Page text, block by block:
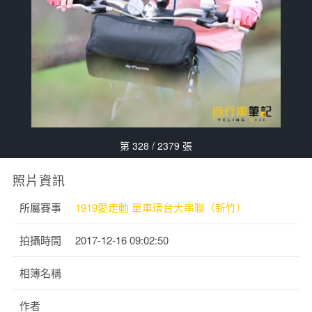
第 328 / 2379 張
照片資訊
所屬賽事 1919愛走動 單車環台大串聯（新竹）
拍攝時間 2017-12-16 09:02:50
相簿名稱
作者